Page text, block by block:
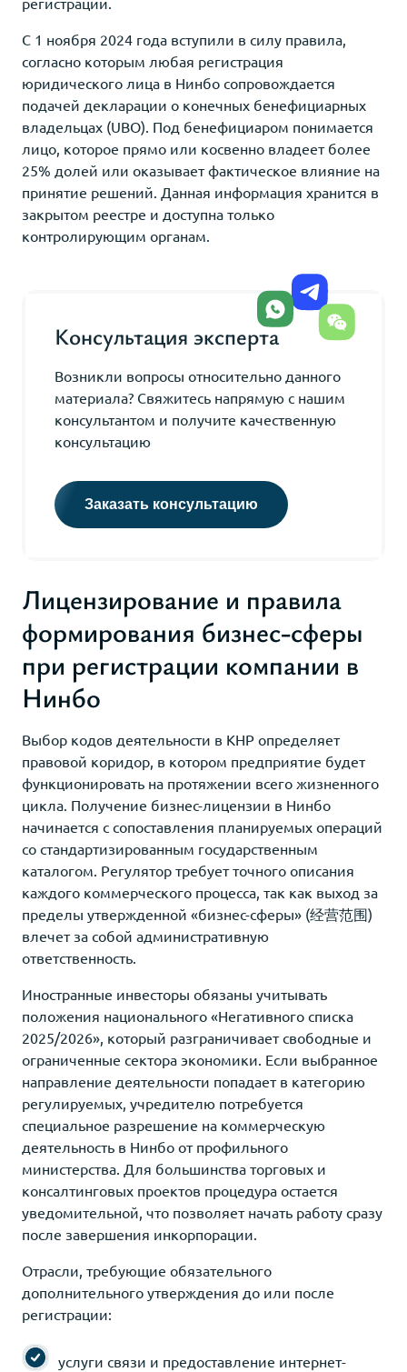
С 1 ноября 2024 года вступили в силу правила,
согласно которым любая регистрация
юридического лица в Нинбо сопровождается
подачей декларации о конечных бенефициарных
владельцах (UBO). Под бенефициаром понимается
лицо, которое прямо или косвенно владеет более
25% долей или оказывает фактическое влияние на
принятие решений. Данная информация хранится в
закрытом реестре и доступна только
контролирующим органам.
Консультация эксперта
Возникли вопросы относительно данного
материала? Свяжитесь напрямую с нашим
консультантом и получите качественную
консультацию
Заказать консультацию
Лицензирование и правила
формирования бизнес-сферы
при регистрации компании в
Нинбо
Выбор кодов деятельности в КНР определяет
правовой коридор, в котором предприятие будет
функционировать на протяжении всего жизненного
цикла. Получение бизнес-лицензии в Нинбо
начинается с сопоставления планируемых операций
со стандартизированным государственным
каталогом. Регулятор требует точного описания
каждого коммерческого процесса, так как выход за
пределы утвержденной «бизнес-сферы» (经营范围)
влечет за собой административную
ответственность.
Иностранные инвесторы обязаны учитывать
положения национального «Негативного списка
2025/2026», который разграничивает свободные и
ограниченные сектора экономики. Если выбранное
направление деятельности попадает в категорию
регулируемых, учредителю потребуется
специальное разрешение на коммерческую
деятельность в Нинбо от профильного
министерства. Для большинства торговых и
консалтинговых проектов процедура остается
уведомительной, что позволяет начать работу сразу
после завершения инкорпорации.
Отрасли, требующие обязательного
дополнительного утверждения до или после
регистрации:
услуги связи и предоставление интернет-